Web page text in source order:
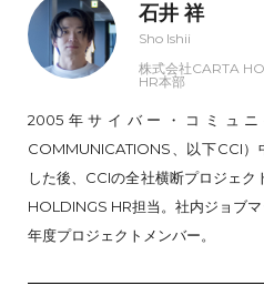
石井 祥
Sho Ishii
株式会社CARTA
HR本部
2005年サイバー・コミュ
COMMUNICATIONS、以下CCI
した後、CCIの全社横断プロジェ
HOLDINGS HR担当。社内ジョブ
年度プロジェクトメンバー。